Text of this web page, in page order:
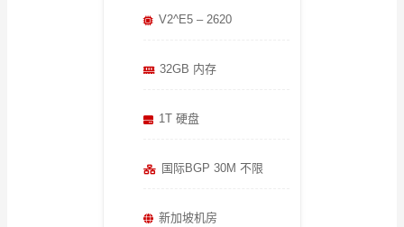
V2^E5 – 2620
32GB 内存
1T 硬盘
国际BGP 30M 不限
新加坡机房